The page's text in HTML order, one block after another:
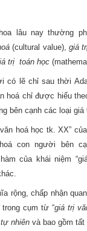
lâu nay thường
(cultural value), giá
trị toán học
có lẽ chỉ sau thời
hoá chỉ được hiểu
bên cạnh các loại giá
hoá học tk. XX”
con người bên
của khái niệm “
rộng, chấp nhận
trong cụm từ “giá trị
tự nhiênvà bao gồm